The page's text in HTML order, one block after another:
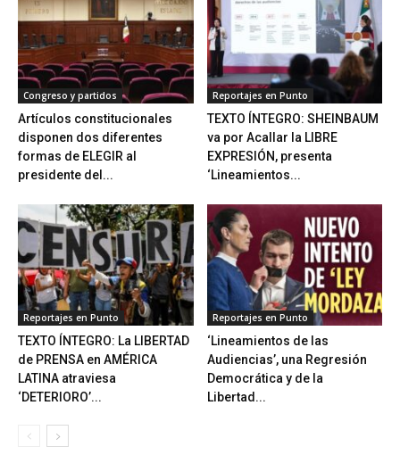
Congreso y partidos
Artículos constitucionales
disponen dos diferentes
formas de ELEGIR al
presidente del...
Reportajes en Punto
TEXTO ÍNTEGRO: SHEINBAUM
va por Acallar la LIBRE
EXPRESIÓN, presenta
‘Lineamientos...
Reportajes en Punto
TEXTO ÍNTEGRO: La LIBERTAD
de PRENSA en AMÉRICA
LATINA atraviesa
‘DETERIORO’...
Reportajes en Punto
‘Lineamientos de las
Audiencias’, una Regresión
Democrática y de la
Libertad...